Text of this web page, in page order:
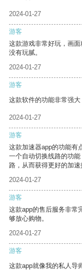
2024-01-27
游客
这款游戏非常好玩，画
没有玩腻。
2024-01-27
游客
这款软件的功能非常强大
2024-01-27
游客
这款加速器app的功能有
一个自动切换线路的功
路，从而获得更好的加速
2024-01-27
游客
这款app的售后服务非常
够放心购物。
2024-01-27
游客
这款app就像我的私人导